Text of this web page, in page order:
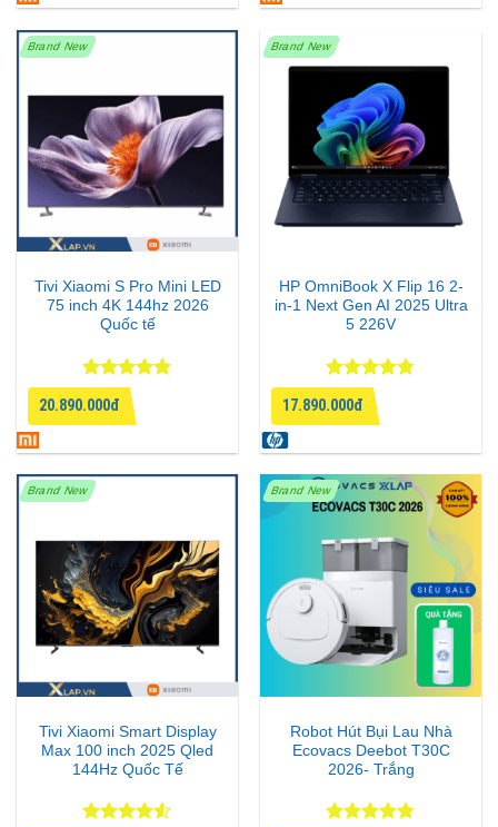
Brand New
Tivi Xiaomi S Pro Mini LED
75 inch 4K 144hz 2026
Quốc tế
Được xếp
hạng
55
sao
20.890.000đ
Brand New
HP OmniBook X Flip 16 2-
in-1 Next Gen AI 2025 Ultra
5 226V
Được xếp
hạng
4.75
5 sao
17.890.000đ
Brand New
Tivi Xiaomi Smart Display
Max 100 inch 2025 Qled
144Hz Quốc Tế
Brand New
Robot Hút Bụi Lau Nhà
Ecovacs Deebot T30C
2026- Trắng